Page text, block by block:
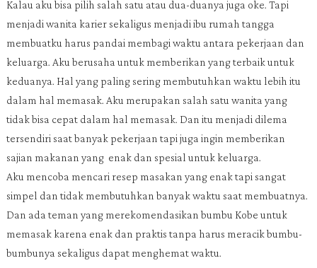
Kalau aku bisa pilih salah satu atau dua-duanya juga oke. Tapi
menjadi wanita karier sekaligus menjadi ibu rumah tangga
membuatku harus pandai membagi waktu antara pekerjaan dan
keluarga. Aku berusaha untuk memberikan yang terbaik untuk
keduanya. Hal yang paling sering membutuhkan waktu lebih itu
dalam hal memasak. Aku merupakan salah satu wanita yang
tidak bisa cepat dalam hal memasak. Dan itu menjadi dilema
tersendiri saat banyak pekerjaan tapi juga ingin memberikan
sajian makanan yang enak dan spesial untuk keluarga.
Aku mencoba mencari resep masakan yang enak tapi sangat
simpel dan tidak membutuhkan banyak waktu saat membuatnya.
Dan ada teman yang merekomendasikan bumbu Kobe untuk
memasak karena enak dan praktis tanpa harus meracik bumbu-
bumbunya sekaligus dapat menghemat waktu.